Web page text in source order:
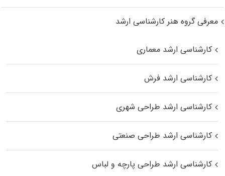
معرفی گروه هنر کارشناسی ارشد
کارشناسی ارشد معماری
کارشناسی ارشد فرش
کارشناسی ارشد طراحی شهری
کارشناسی ارشد طراحی صنعتی
کارشناسی ارشد طراحی پارچه و لباس